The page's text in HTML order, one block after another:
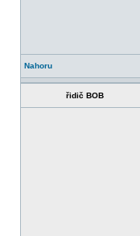
Nahoru
řidič BOB